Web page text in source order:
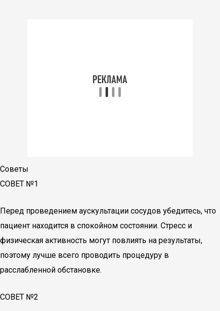
Советы
СОВЕТ №1
Перед проведением аускультации сосудов убедитесь, что
пациент находится в спокойном состоянии. Стресс и
физическая активность могут повлиять на результаты,
поэтому лучше всего проводить процедуру в
расслабленной обстановке.
СОВЕТ №2